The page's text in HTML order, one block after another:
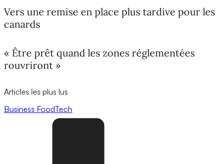
Vers une remise en place plus tardive pour les
canards
« Être prêt quand les zones réglementées
rouvriront »
Articles les plus lus
Business FoodTech